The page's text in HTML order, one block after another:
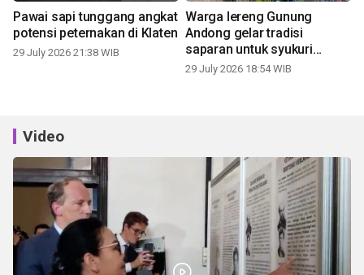
Pawai sapi tunggang angkat
potensi peternakan di Klaten
29 July 2026 21:38 WIB
Warga lereng Gunung
Andong gelar tradisi
saparan untuk syukuri
panen
29 July 2026 18:54 WIB
Video